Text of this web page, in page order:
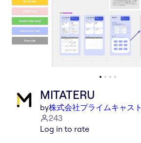
MITATERU
by株式会社プライムキャスト
243
Log in to rate